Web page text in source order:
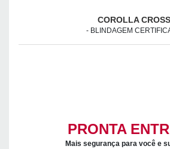
COROLLA CROSS
- BLINDAGEM
PRONTA
Mais segurança para você e